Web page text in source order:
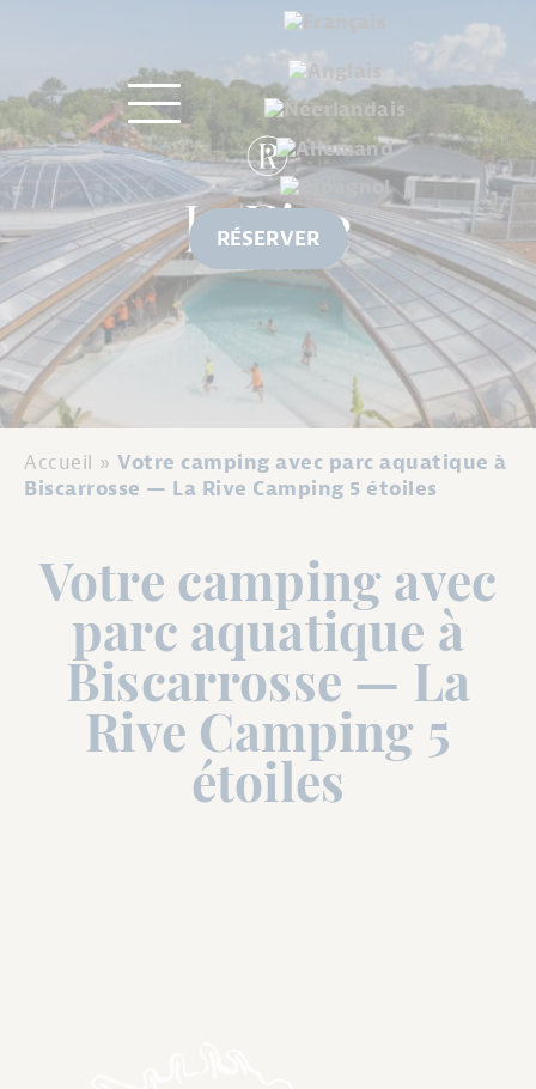
RÉSERVER
Accueil »Votre camping avec parc aquatique à
Biscarrosse — La Rive Camping 5 étoiles
Votre camping avec
parc aquatique à
Biscarrosse — La
Rive Camping 5
étoiles